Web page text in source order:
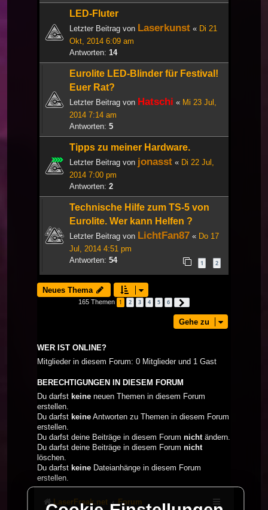
LED-Fluter
Letzter Beitrag von Laserkunst « Di 21
Okt, 2014 6:09 am
Antworten: 14
Eurolite LED-Blinder für Festival!
Euer Rat?
Letzter Beitrag von Hatschi « Mi 23 Jul,
2014 7:14 am
Antworten: 5
Tipps zu meiner Hardware.
Letzter Beitrag von jonasst « Di 22 Jul,
2014 7:00 pm
Antworten: 2
Technische Hilfe zum TS-5 von
Eurolite. Wer kann Helfen ?
Letzter Beitrag von LichtFan87 « Do 17
Jul, 2014 4:51 pm
Antworten: 54 1 2
Neues Thema
165 Themen 1 2 3 4 5 6
Gehe zu
WER IST ONLINE?
Mitglieder in diesem Forum: 0 Mitglieder und 1 Gast
BERECHTIGUNGEN IN DIESEM FORUM
Du darfst keine neuen Themen in diesem Forum
erstellen.
Du darfst keine Antworten zu Themen in diesem Forum
erstellen.
Du darfst deine Beiträge in diesem Forum nichtändern.
Du darfst deine Beiträge in diesem Forum nicht
löschen.
Du darfst keine Dateianhänge in diesem Forum
erstellen.
LaserFreak.net Forum